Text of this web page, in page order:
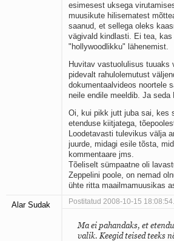
esimesest uksega
muusikute hilisematest
saanud, et sellega oleks
vägivald kindlasti. Ei tea,
"hollywoodlikku" lähenemist.
Huvitav vastuolulisus
pidevalt rahulolemutust
dokumentaalvideos noortele
neile endile meeldib. Ja seda
Oi, kui pikk jutt juba sai, kes
etenduse kiitjatega,
Loodetavasti tulevikus välja
juurde, midagi esile tõsta,
kommentaare jms.
Tõeliselt sümpaatne oli
Zeppelini poole, on nemad
ühte ritta maailmamuusikas
Alar Sudak Postitatud 2008-10-15 18:08:54.
Ma ei pahandaks, et
valik. Keegid teised teeks